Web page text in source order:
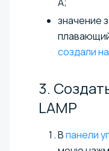
значение
создали
3.
LAMP
Впанели